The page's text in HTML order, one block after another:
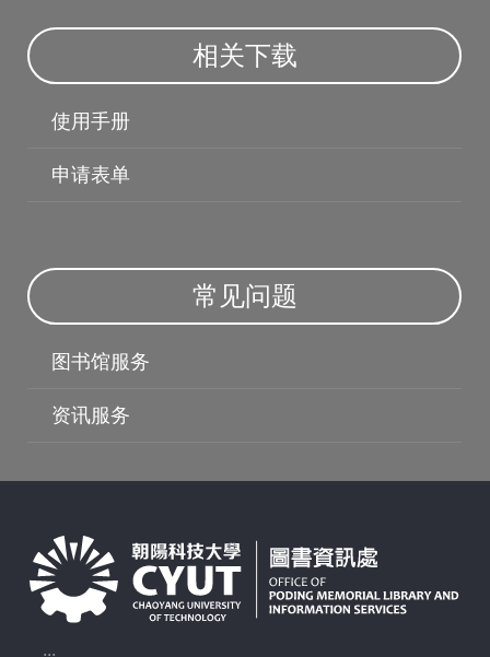
相关下载
使用手册
申请表单
常见问题
图书馆服务
资讯服务